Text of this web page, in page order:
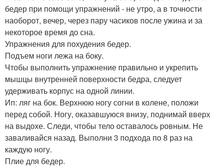
бедер при помощи упражнений - не утро, а в точности
наоборот, вечер, через пару часиков после ужина и за
некоторое время до сна.
Упражнения для похудения бедер.
Подъем ноги лежа на боку.
Чтобы выполнить упражнение правильно и укрепить
мышцы внутренней поверхности бедра, следует
удерживать корпус на одной линии.
Ип: ляг на бок. Верхнюю ногу согни в колене, положи
перед собой. Ногу, оказавшуюся внизу, поднимай вверх
на выдохе. Следи, чтобы тело оставалось ровным. Не
заваливайся назад. Выполни 3 подхода по 8 раз на
каждую ногу.
Плие для бедер.